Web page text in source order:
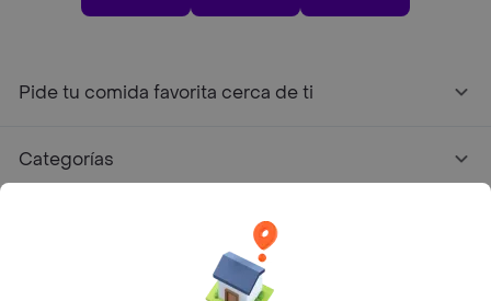
Pide tu comida favorita cerca de ti
Categorías